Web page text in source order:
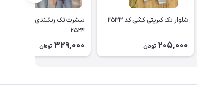
شلوار تک کبریتی کشی کد ۲۵۳۳
205,000 تومان
تیشرت تک رنگبندی اسپرت کد
۲۵۲۴
329,000 تومان